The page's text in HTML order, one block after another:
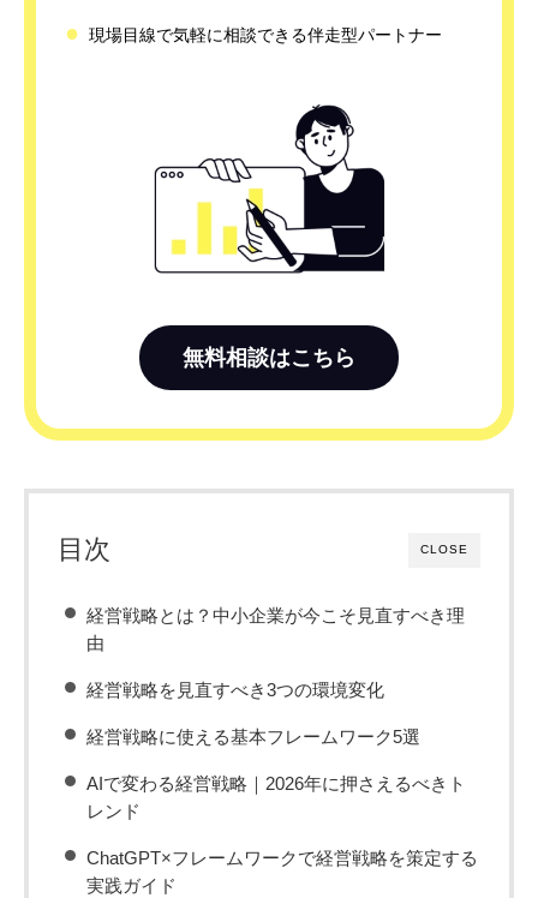
● 現場目線で気軽に相談できる伴走型パートナー
無料相談はこちら
CLOSE
目次
経営戦略とは？中小企業が今こそ見直すべき理
由
経営戦略を見直すべき3つの環境変化
経営戦略に使える基本フレームワーク5選
AIで変わる経営戦略｜2026年に押さえるべきト
レンド
ChatGPT×フレームワークで経営戦略を策定する
実践ガイド